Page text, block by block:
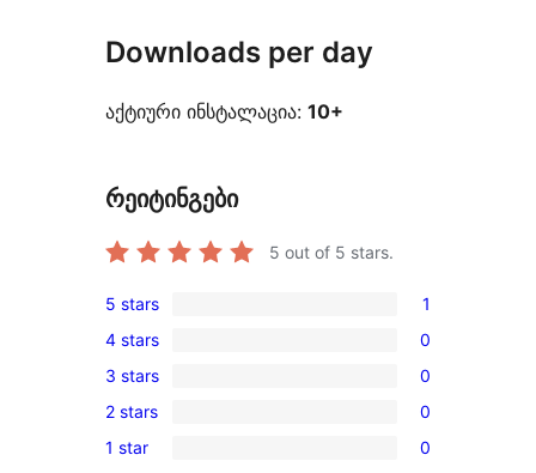
Downloads per day
აქტიური ინსტალაცია: 10+
რეიტინგები
5 out of 5 stars.
1
5-
star
review
5 stars 1
0
4-
star
reviews
4 stars 0
0
3-
star
3 stars 0
0
2-
2 stars 0
0
1 star 0